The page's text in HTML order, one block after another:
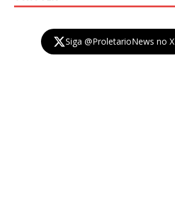
Siga @ProletarioNews no X